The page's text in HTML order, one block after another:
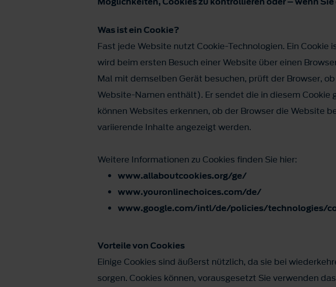
Was ist ein Cookie?
Fast jede Website nutzt Cookie-Technologien. Ein
wird beim ersten Besuch einer Website über einen
Mal mit demselben Gerät besuchen, prüft der Browser,
Website-Namen enthält). Er sendet die in diesem Cookie
können Websites erkennen, ob der Browser die Website
variierende Inhalte angezeigt werden.
Weitere Informationen zu Cookies finden Sie hier:
www.allaboutcookies.org/ge/
www.youronlinechoices.com/de/
www.google.com/intl/de/policies/technologies/
Vorteile von Cookies
Einige Cookies sind äußerst nützlich, da sie bei
sorgen. Cookies können, vorausgesetzt Sie verwenden